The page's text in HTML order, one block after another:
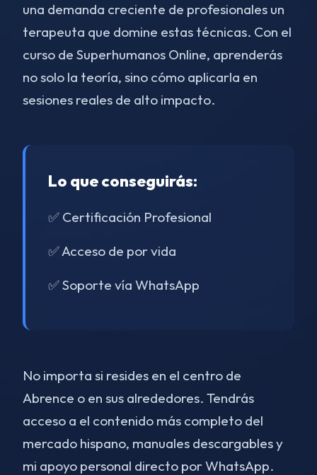
una demanda creciente de profesionales un
terapeuta que domine estas técnicas. Con el
curso de Superhumanos Online, aprenderás
no solo la teoría, sino cómo aplicarla en
sesiones reales de alto impacto.
Lo que conseguirás:
✅ Certificación Profesional
✅ Acceso de por vida
✅ Soporte vía WhatsApp
No importa si resides en el centro de
Abrence o en sus alrededores. Tendrás
acceso a el contenido más completo del
mercado hispano, manuales descargables y
mi apoyo personal directo por WhatsApp.